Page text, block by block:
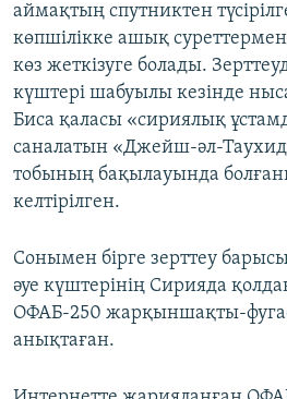
аймақтың спутниктен
көпшілікке ашық
көз жеткізуге болады.
күштері шабуылы кезінде
Биса қаласы «сириялық
саналатын «Джейш-әл-
тобының бақылауында
келтірілген.
Сонымен бірге зерттеу
әуе күштерінің Сирияда
ОФАБ-250 жарқыншақты-
анықтаған.